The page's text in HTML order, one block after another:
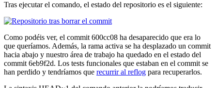
Tras ejecutar el comando, el estado del repositorio es el siguiente:
Como podéis ver, el commit 600cc08 ha desaparecido que era lo
que queríamos. Además, la rama activa se ha desplazado un commit
hacia abajo y nuestro área de trabajo ha quedado en el estado del
commit 6eb9f2d. Los tests funcionales que estaban en el commit se
han perdido y tendríamos que recurrir al reflog para recuperarlos.